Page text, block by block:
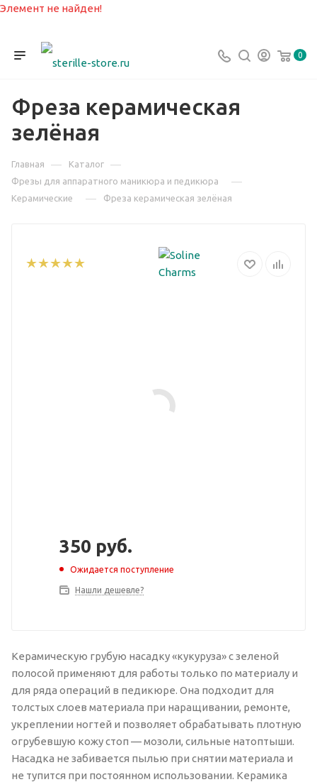
Элемент не найден!
0
Фреза керамическая
зелёная
Главная — Каталог —
Фрезы для аппаратного маникюра и педикюра —
Керамические — Фреза керамическая зелёная
350 руб.
Ожидается поступление
Нашли дешевле?
Керамическую грубую насадку «кукуруза» с зеленой
полосой применяют для работы только по материалу и
для ряда операций в педикюре. Она подходит для
толстых слоев материала при наращивании, ремонте,
укреплении ногтей и позволяет обрабатывать плотную
огрубевшую кожу стоп — мозоли, сильные натоптыши.
Насадка не забивается пылью при снятии материала и
не тупится при постоянном использовании. Керамика